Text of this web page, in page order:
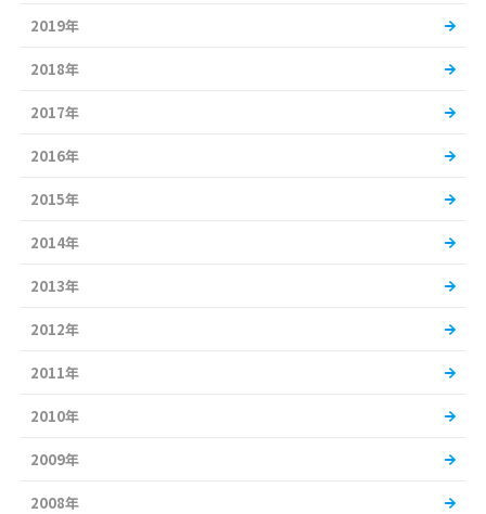
2019年
2018年
2017年
2016年
2015年
2014年
2013年
2012年
2011年
2010年
2009年
2008年